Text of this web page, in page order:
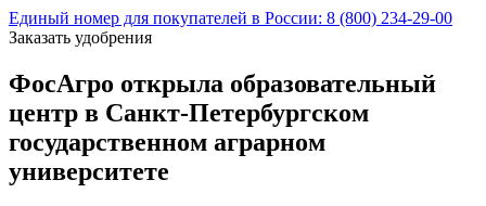
Единый номер для покупателей в России: 8 (800) 234-29-00
Заказать удобрения
ФосАгро открыла образовательный
центр в Санкт-Петербургском
государственном аграрном
университете